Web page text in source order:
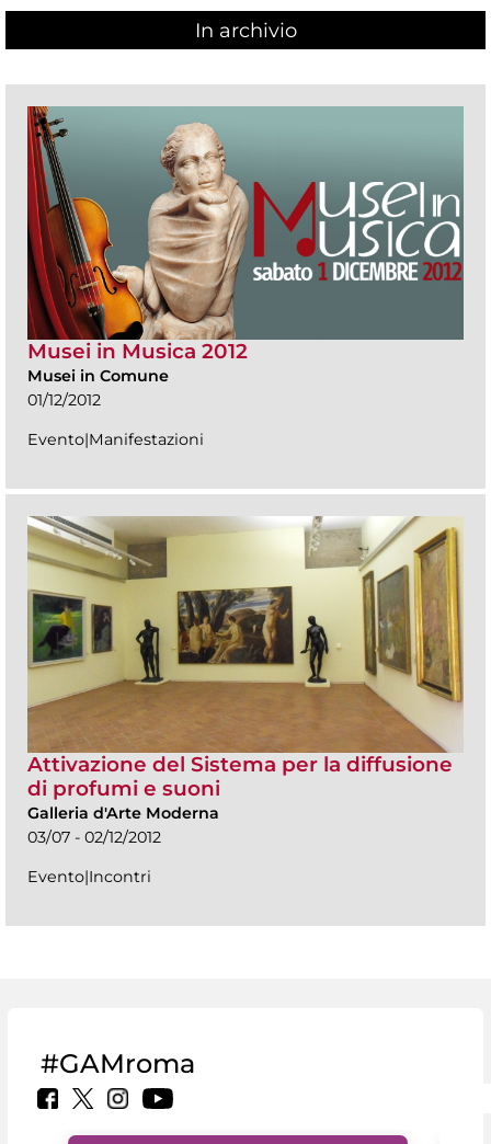
In archivio
Musei in Musica 2012
Musei in Comune
01/12/2012
Evento|Manifestazioni
Attivazione del Sistema per la diffusione
di profumi e suoni
Galleria d'Arte Moderna
03/07 - 02/12/2012
Evento|Incontri
#GAMroma